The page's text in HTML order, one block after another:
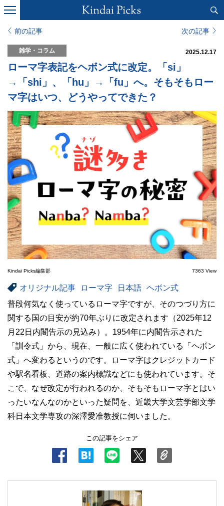
前の記事 次の記事
雑学・コラム 2025.12.17
ローマ字表記をヘボン式に改定。「si」
→「shi」、「hu」→「fu」へ。そもそもロー
マ字はいつ、どうやってできた？
Kindai Picks編集部 7363 View
オリジナル記事 ローマ字 日本語 ヘボン式
普段何気なく使っているローマ字ですが、そのつづり方に
関する国の目安が約70年ぶりに改定されます（2025年12
月22日内閣告示の見込み）。1954年に内閣告示された
「訓令式」から、現在、一般に広く使われている「ヘボン
式」へ変わるというのです。ローマ字はクレジットカード
や駅名看板、道路の案内標識などにも使われています。そ
こで、なぜ改定が行われるのか、そもそもローマ字とはい
ったいなんなのかといった疑問を、近畿大学文芸学部文学
科日本文学専攻の深澤愛准教授に伺いました。
この記事をシェア